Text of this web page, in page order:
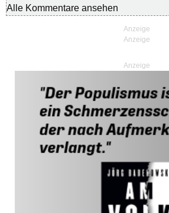
Alle Kommentare ansehen
Anzeige